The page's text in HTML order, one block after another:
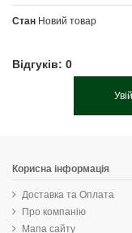
Стан Новий товар
Відгуків: 0
Корисна інформація
Доставка та Оплата
Про компанію
Мапа сайту